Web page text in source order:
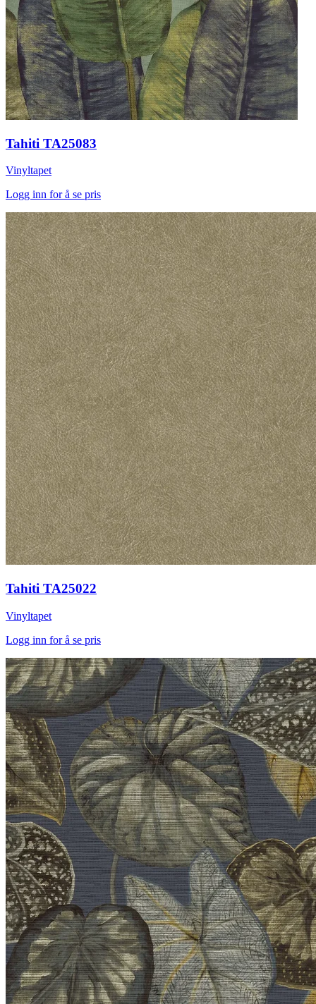
Tahiti TA25083
Vinyltapet
Logg inn for å se pris
Tahiti TA25022
Vinyltapet
Logg inn for å se pris